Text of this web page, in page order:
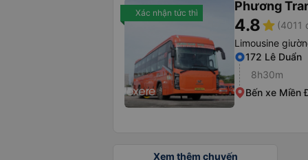
Xác nhận tức thì Phương
4.8star (4011
Limousine
172 Lê Duẩn
8h30m
Bến xe Miền
Xem thêm chuyến